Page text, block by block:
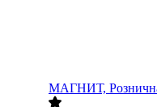
МАГНИТ,